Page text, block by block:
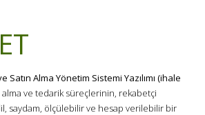
Satın Alma Yönetim Sistemi Yazılımı (ihale
alma ve tedarik süreçlerinin, rekabetçi
saydam, ölçülebilir ve hesap verilebilir bir